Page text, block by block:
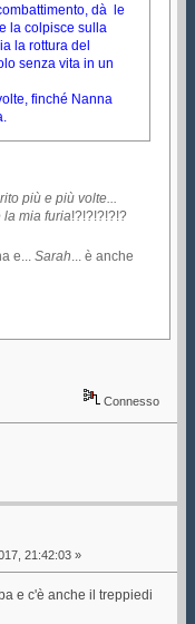
dà le
la colpisce sulla
la rottura del
senza vita in un
finché Nanna
più e più volte...
mia furia!?!?!?!?!?
e...Sarah... è anche
Connesso
21:42:03 »
e c'è anche il treppiedi